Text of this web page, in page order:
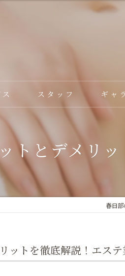
スタッフ ギャ
トとデメリ
春日
ットを徹底解説！エス